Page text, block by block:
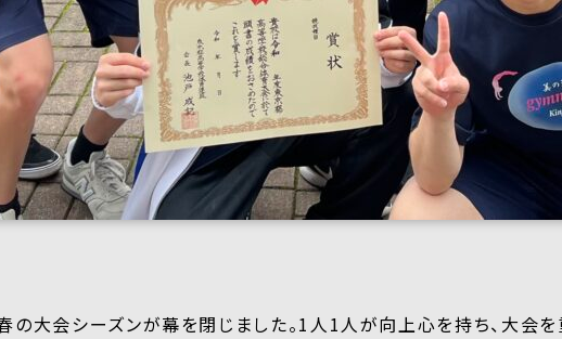
の大会シーズンが幕を閉じました。1人1人が向上心を持ち、大会